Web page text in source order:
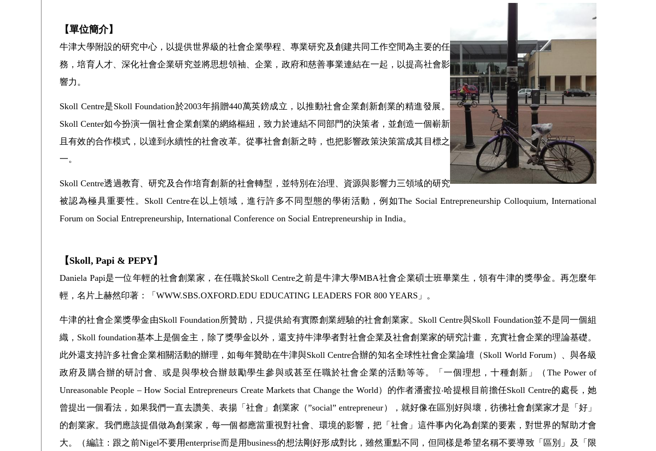
【單位簡介】
牛津大學附設的研究中心，以提供世界級的社會企業學程、專業研究及創建共同工作空間為主要的任
務，培育人才、深化社會企業研究並將思想領袖、企業，政府和慈善事業連結在一起，以提高社會影
響力。
Skoll Centre是Skoll Foundation於2003年捐贈440萬英鎊成立，以推動社會企業創新創業的精進發展。
Skoll Center如今扮演一個社會企業創業的網絡樞紐，致力於連結不同部門的決策者，並創造一個嶄新
且有效的合作模式，以達到永續性的社會改革。從事社會創新之時，也把影響政策決策當成其目標之
一。
Skoll Centre透過教育、研究及合作培育創新的社會轉型，並特別在治理、資源與影響力三領域的研究
被認為極具重要性。Skoll Centre在以上領域，進行許多不同型態的學術活動，例如The Social Entrepreneurship Colloquium, International
Forum on Social Entrepreneurship, International Conference on Social Entrepreneurship in India。
【Skoll, Papi & PEPY】
Daniela Papi是一位年輕的社會創業家，在任職於Skoll Centre之前是牛津大學MBA社會企業碩士班畢業生，領有牛津的獎學金。再怎麼年
輕，名片上赫然印著：「WWW.SBS.OXFORD.EDU EDUCATING LEADERS FOR 800 YEARS」。
牛津的社會企業獎學金由Skoll Foundation所贊助，只提供給有實際創業經驗的社會創業家。Skoll Centre與Skoll Foundation並不是同一個組
織，Skoll foundation基本上是個金主，除了獎學金以外，還支持牛津學者對社會企業及社會創業家的研究計畫，充實社會企業的理論基礎。
此外還支持許多社會企業相關活動的辦理，如每年贊助在牛津與Skoll Centre合辦的知名全球性社會企業論壇（Skoll World Forum）、與各級
政府及購合辦的研討會、或是與學校合辦鼓勵學生參與或甚至任職於社會企業的活動等等。「一個理想，十種創新」（The Power of
Unreasonable People – How Social Entrepreneurs Create Markets that Change the World）的作者潘蜜拉‧哈提根目前擔任Skoll Centre的處長，她
曾提出一個看法，如果我們一直去讚美、表揚「社會」創業家（”social” entrepreneur），就好像在區別好與壞，彷彿社會創業家才是「好」
的創業家。我們應該提倡做為創業家，每一個都應當重視對社會、環境的影響，把「社會」這件事內化為創業的要素，對世界的幫助才會
大。（編註：跟之前Nigel不要用enterprise而是用business的想法剛好形成對比，雖然重點不同，但同樣是希望名稱不要導致「區別」及「限